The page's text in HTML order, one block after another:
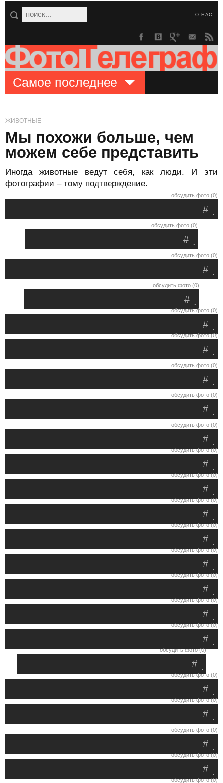
О НАС
Самое последнее
ЖИВОТНЫЕ
Мы похожи больше, чем
можем себе представить
Иногда животные ведут себя, как люди. И эти
фотографии – тому подтверждение.
обсудить фото (0)
.
#
обсудить фото (0)
.
#
обсудить фото (0)
.
#
обсудить фото (0)
.
#
обсудить фото (0)
.
#
обсудить фото (0)
.
#
обсудить фото (0)
.
#
обсудить фото (0)
.
#
обсудить фото (0)
.
#
обсудить фото (0)
.
#
обсудить фото (0)
.
#
обсудить фото (0)
.
#
обсудить фото (0)
.
#
обсудить фото (0)
.
#
обсудить фото (0)
.
#
обсудить фото (0)
.
#
обсудить фото (0)
.
#
обсудить фото (0)
.
#
обсудить фото (0)
.
#
обсудить фото (0)
.
#
обсудить фото (0)
.
#
обсудить фото (0)
.
#
обсудить фото (0)